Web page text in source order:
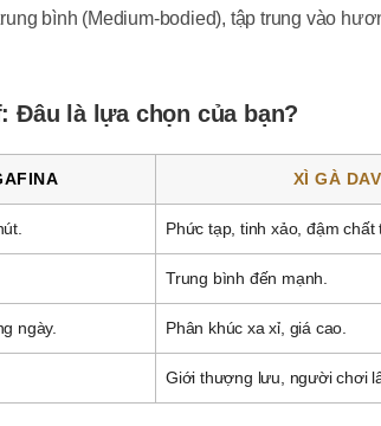
bình (Medium-bodied), tập trung vào
Đâu là lựa chọn của bạn?
XÌ GÀ
Phức tạp, tinh xảo, đậm chất
Trung bình đến mạnh.
ngày. Phân khúc xa xỉ, giá cao.
Giới thượng lưu, người chơi